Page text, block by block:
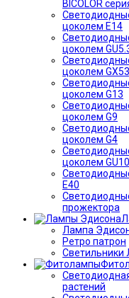
BICOLOR
цоколем E14
цоколем
цоколем
цоколем G13
цоколем G9
цоколем G4
цоколем GU10
Е40
прожектора
Лампа
Ретро патрон
Светильники
растений